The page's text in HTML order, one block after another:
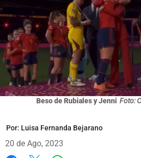
Beso de Rubiales y Jenni Foto:
Por: Luisa Fernanda Bejarano
20 de Ago, 2023